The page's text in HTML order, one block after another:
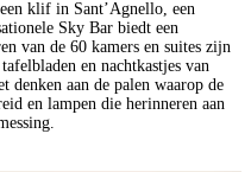
klif in Sant’Agnello, een
Sky Bar biedt een
van de 60 kamers en suites zijn
en nachtkastjes van
denken aan de palen waarop de
en lampen die herinneren aan